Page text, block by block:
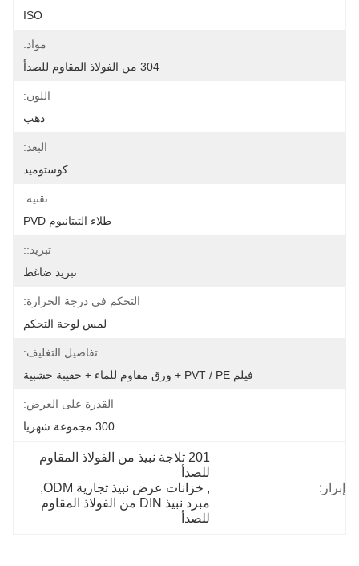
ISO
مواد:
304 من الفولاذ المقاوم للصدأ
اللون:
ذهب
البعد:
كوستوميد
تقنية:
طلاء التيتانيوم PVD
تبريد::
تبريد ضاغط
التحكم في درجة الحرارة:
لمس لوحة التحكم
تفاصيل التغليف:
فيلم PVT / PE + ورق مقاوم للماء + حقيبة خشبية
القدرة على العرض:
300 مجموعة شهريا
إبراز:
201 ثلاجة نبيذ من الفولاذ المقاوم
للصدأ
, خزانات عرض نبيذ تجارية ODM
,
مبرد نبيذ DIN من الفولاذ المقاوم
للصدأ